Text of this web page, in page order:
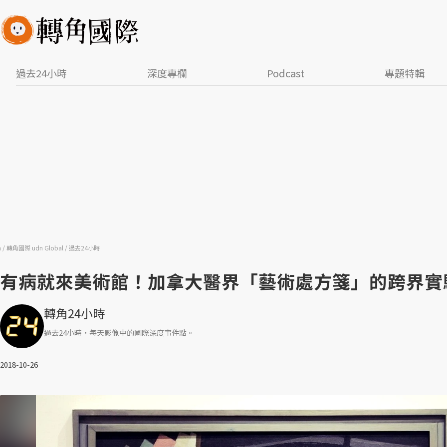
過去24小時 深度專欄 Podcast 專題特輯
轉角國際 udn Global 過去24小時
有病就來美術館！加拿大醫界「藝術處方箋」的跨界
轉角24小時
過去24小時，每天影像中的國際深度事件點。
2018-10-26